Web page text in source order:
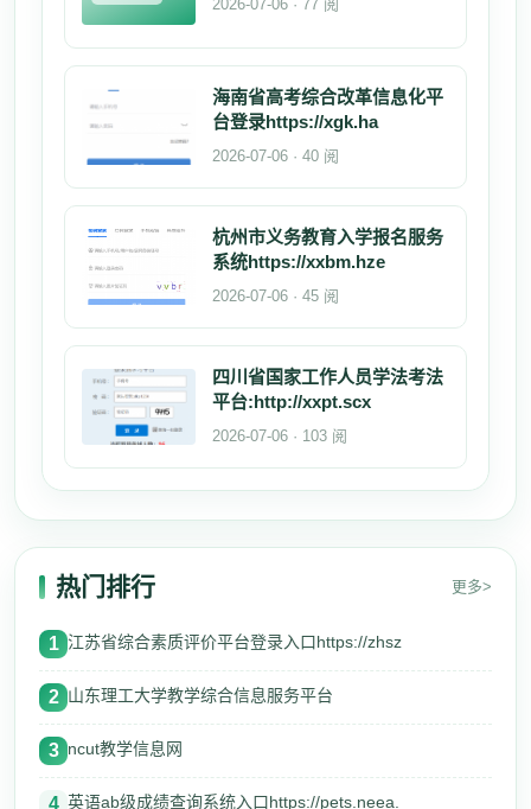
2026-07-06 · 77 阅
海南省高考综合改革信息化平
台登录https://xgk.ha
2026-07-06 · 40 阅
杭州市义务教育入学报名服务
系统https://xxbm.hze
2026-07-06 · 45 阅
四川省国家工作人员学法考法
平台:http://xxpt.scx
2026-07-06 · 103 阅
热门排行 更多>
1 江苏省综合素质评价平台登录入口https://zhsz
2 山东理工大学教学综合信息服务平台
3 ncut教学信息网
4 英语ab级成绩查询系统入口https://pets.neea.